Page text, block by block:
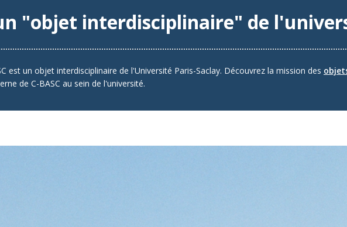
un "objet interdisciplinaire" de
est un objet interdisciplinaire de l'Université Paris-Saclay. Découvrez la mission des
de C-BASC au sein de l'université.